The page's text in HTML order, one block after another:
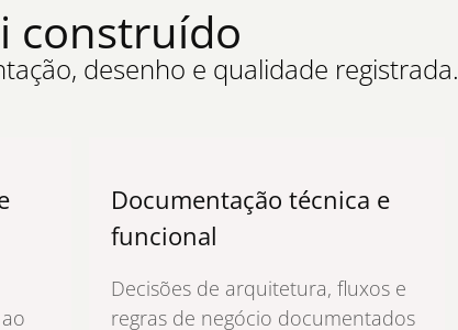
construído
desenho e qualidade registrada.
Documentação técnica e
funcional
Decisões de arquitetura, fluxos e
regras de negócio documentados